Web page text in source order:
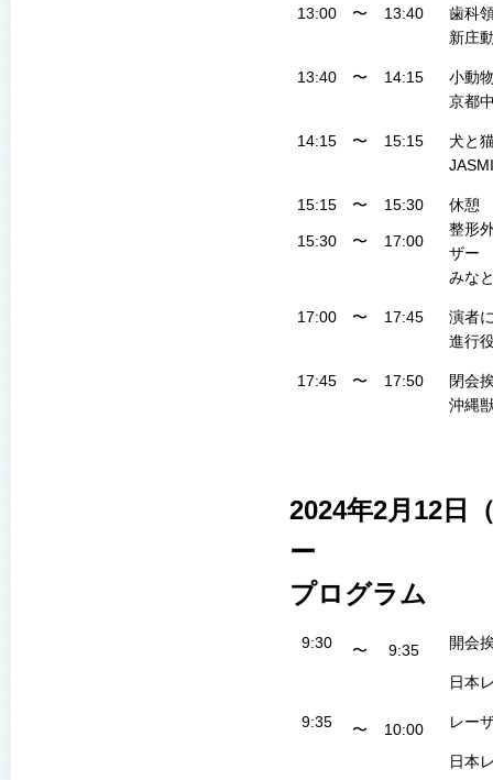
13:00
〜 13:40
歯科
新庄
13:40 〜 14:15
小動
京都
14:15 〜 15:15
犬と
15:15 〜 15:30 休憩
15:30 〜 17:00
整形
ザー
みな
17:00 〜 17:45
演者
進行
17:45 〜 17:50
閉会
沖縄
2024年2月12日
ー
プログラム
9:30 〜 9:35 開会
日本
9:35 〜 10:00 レー
日本